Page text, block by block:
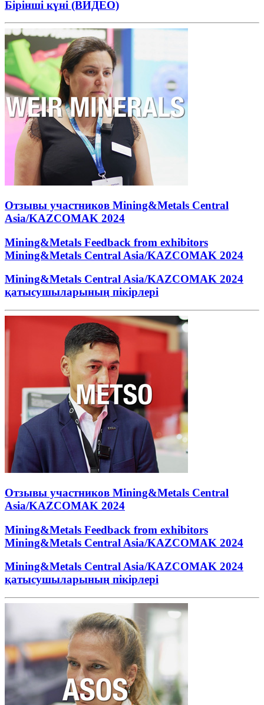
Бірінші күні (ВИДЕО)
Отзывы участников Mining&Metals Central
Asia/KAZCOMAK 2024
Mining&Metals Feedback from exhibitors
Mining&Metals Central Asia/KAZCOMAK 2024
Mining&Metals Central Asia/KAZCOMAK 2024
қатысушыларының пікірлері
Отзывы участников Mining&Metals Central
Asia/KAZCOMAK 2024
Mining&Metals Feedback from exhibitors
Mining&Metals Central Asia/KAZCOMAK 2024
Mining&Metals Central Asia/KAZCOMAK 2024
қатысушыларының пікірлері